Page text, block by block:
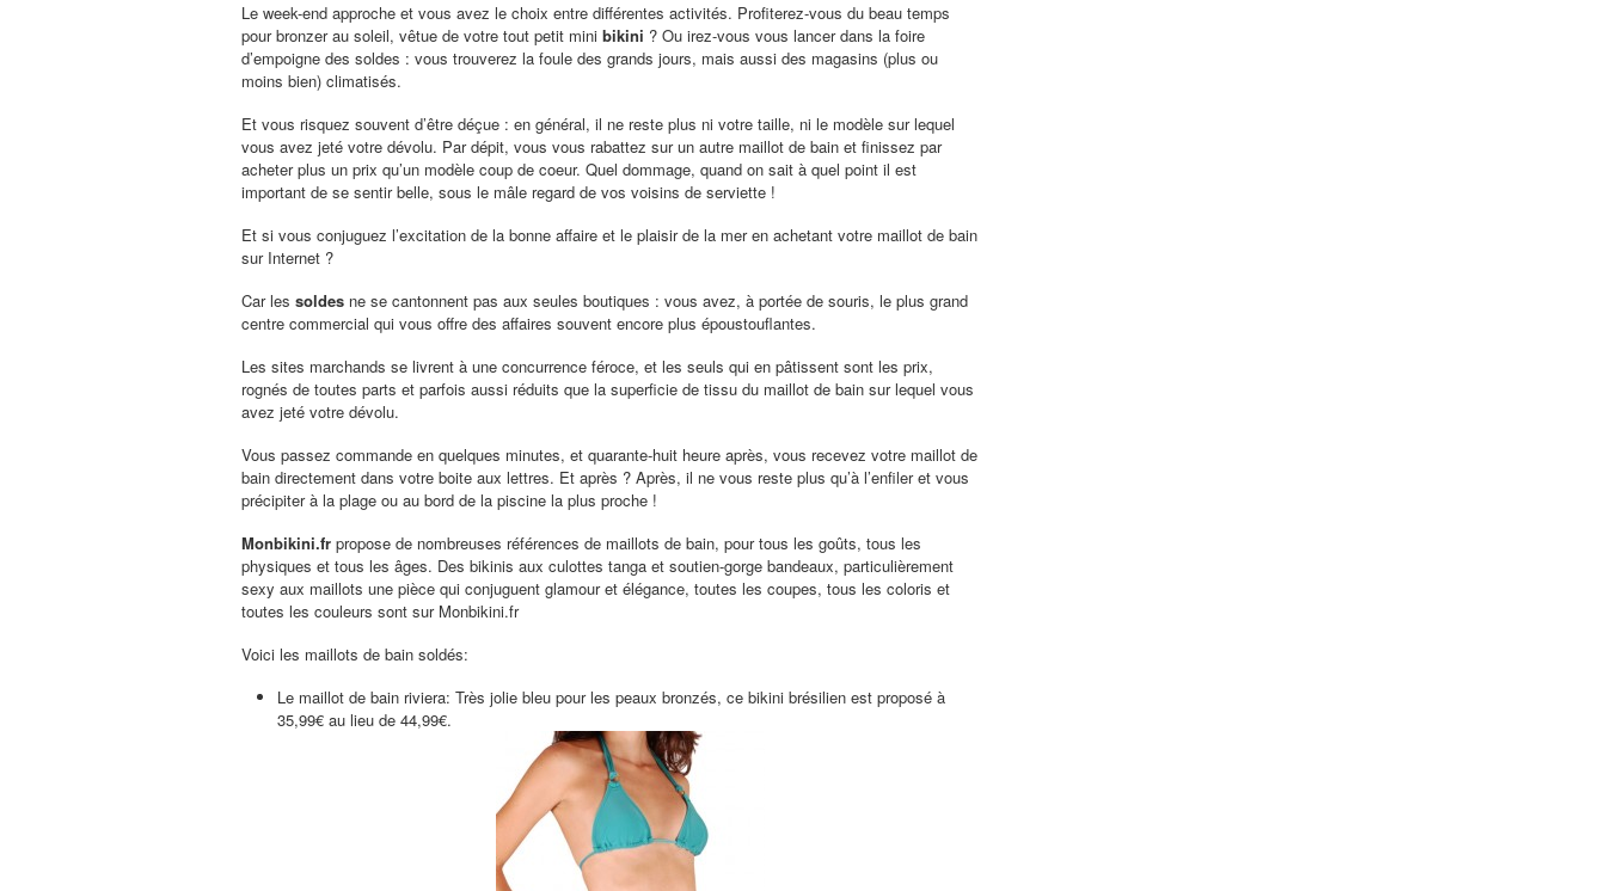
Le week-end approche et vous avez le choix entre différentes activités. Profiterez-vous du beau temps
pour bronzer au soleil, vêtue de votre tout petit mini bikini ? Ou irez-vous vous lancer dans la foire
d’empoigne des soldes : vous trouverez la foule des grands jours, mais aussi des magasins (plus ou
moins bien) climatisés.
Et vous risquez souvent d’être déçue : en général, il ne reste plus ni votre taille, ni le modèle sur lequel
vous avez jeté votre dévolu. Par dépit, vous vous rabattez sur un autre maillot de bain et finissez par
acheter plus un prix qu’un modèle coup de coeur. Quel dommage, quand on sait à quel point il est
important de se sentir belle, sous le mâle regard de vos voisins de serviette !
Et si vous conjuguez l’excitation de la bonne affaire et le plaisir de la mer en achetant votre maillot de bain
sur Internet ?
Car les soldes ne se cantonnent pas aux seules boutiques : vous avez, à portée de souris, le plus grand
centre commercial qui vous offre des affaires souvent encore plus époustouflantes.
Les sites marchands se livrent à une concurrence féroce, et les seuls qui en pâtissent sont les prix,
rognés de toutes parts et parfois aussi réduits que la superficie de tissu du maillot de bain sur lequel vous
avez jeté votre dévolu.
Vous passez commande en quelques minutes, et quarante-huit heure après, vous recevez votre maillot de
bain directement dans votre boite aux lettres. Et après ? Après, il ne vous reste plus qu’à l’enfiler et vous
précipiter à la plage ou au bord de la piscine la plus proche !
Monbikini.fr propose de nombreuses références de maillots de bain, pour tous les goûts, tous les
physiques et tous les âges. Des bikinis aux culottes tanga et soutien-gorge bandeaux, particulièrement
sexy aux maillots une pièce qui conjuguent glamour et élégance, toutes les coupes, tous les coloris et
toutes les couleurs sont sur Monbikini.fr
Voici les maillots de bain soldés:
Le maillot de bain riviera: Très jolie bleu pour les peaux bronzés, ce bikini brésilien est proposé à
35,99€ au lieu de 44,99€.